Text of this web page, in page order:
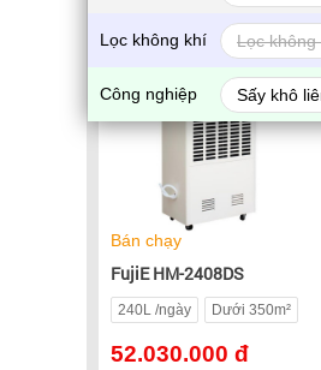
Lọc không khí Lọc không
Công nghiệp Sấy khô
Bán chạy
FujiE HM-2408DS
240L /ngày Dưới 350m²
52.030.000 đ